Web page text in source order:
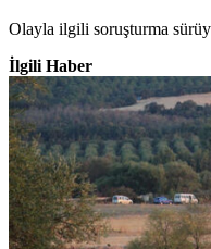
Olayla ilgili soruşturma
İlgili Haber